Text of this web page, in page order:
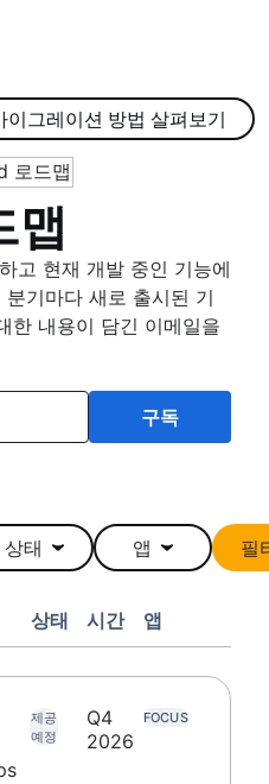
이그레이션 방법 살펴보기
맵
고 현재 개발 중인 기능에
기마다 새로 출시된 기
한 내용이 담긴 이메일을
구독
상태 앱 필
상태 시간 앱
제공
예정
Q4
2026
FOCUS